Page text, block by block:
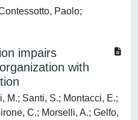
Paolo;
impairs
with
M.; Santi, S.; Montacci, E.;
C.; Morselli, A.; Gelfo,